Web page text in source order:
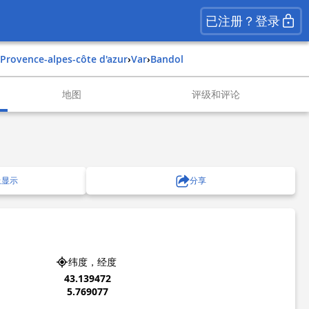
已注册？登录
provence-alpes-côte d'azur› var› bandol
地图 评级和评论
示 分享
纬度，经度
43.139472
5.769077